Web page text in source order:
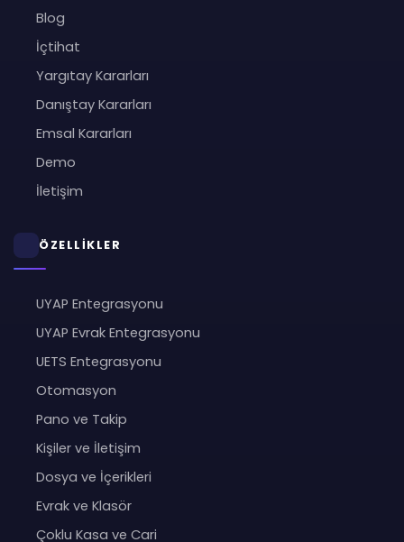
Blog
İçtihat
Yargıtay Kararları
Danıştay Kararları
Emsal Kararları
Demo
İletişim
ÖZELLİKLER
UYAP Entegrasyonu
UYAP Evrak Entegrasyonu
UETS Entegrasyonu
Otomasyon
Pano ve Takip
Kişiler ve İletişim
Dosya ve İçerikleri
Evrak ve Klasör
Çoklu Kasa ve Cari